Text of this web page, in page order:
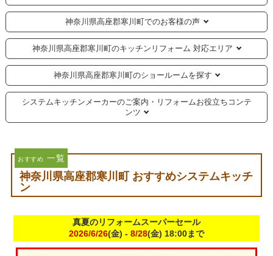
神奈川県高座郡寒川町でのお客様の声
神奈川県高座郡寒川町のキッチンリフォーム 対応エリア
神奈川県高座郡寒川町のショールームを探す
システムキッチンメーカーのご案内・リフォームお役立ちコンテ
ンツ
おすすめ 一覧
神奈川県高座郡寒川町 おすすめシステムキッチ
ン
真夏のリフォームスーパーセール
2026/6/26(金) - 8/28(金) 18:00まで